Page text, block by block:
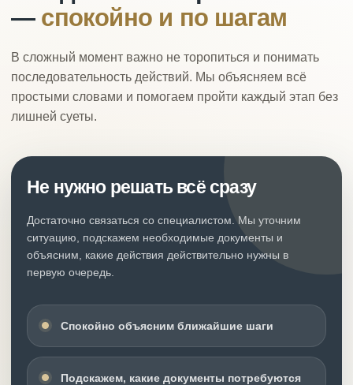
— спокойно и по шагам
В сложный момент важно не торопиться и понимать
последовательность действий. Мы объясняем всё
простыми словами и помогаем пройти каждый этап без
лишней суеты.
Не нужно решать всё сразу
Достаточно связаться со специалистом. Мы уточним
ситуацию, подскажем необходимые документы и
объясним, какие действия действительно нужны в
первую очередь.
Спокойно объясним ближайшие шаги
Подскажем, какие документы потребуются